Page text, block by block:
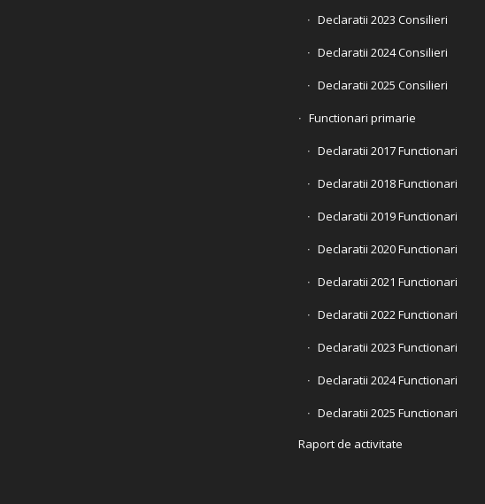
Declaratii 2023 Consilieri
Declaratii 2024 Consilieri
Declaratii 2025 Consilieri
Functionari primarie
Declaratii 2017 Functionari
Declaratii 2018 Functionari
Declaratii 2019 Functionari
Declaratii 2020 Functionari
Declaratii 2021 Functionari
Declaratii 2022 Functionari
Declaratii 2023 Functionari
Declaratii 2024 Functionari
Declaratii 2025 Functionari
Raport de activitate